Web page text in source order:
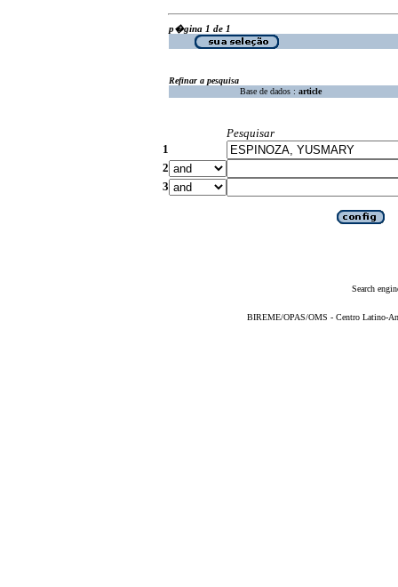
p�gina 1 de 1
Refinar a pesquisa
Base de dados : article
Pesquisar
1
2
3
Search
BIREME/OPAS/OMS - Centro Latino-